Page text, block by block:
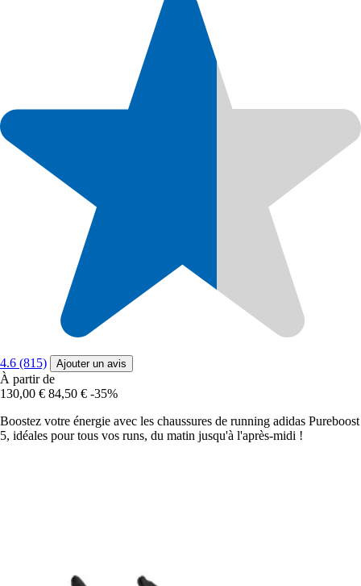
4.6 (815) Ajouter un avis
À partir de
130,00 € 84,50 € -35%
Boostez votre énergie avec les chaussures de running adidas Pureboost
5, idéales pour tous vos runs, du matin jusqu'à l'après-midi !